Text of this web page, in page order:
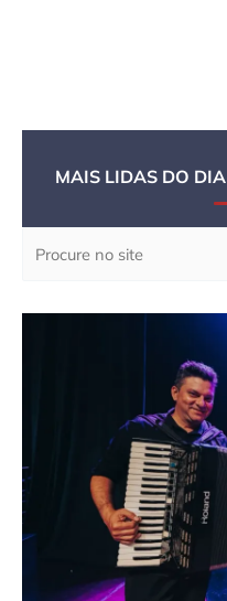
MAIS LIDAS DO DIA